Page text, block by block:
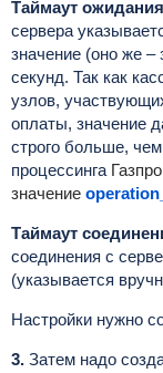
Таймаут ожидания
сервера
значение (оно же –
секунд. Так как
узлов,
оплаты, значение
строго больше,
процессинга
значение
Таймаут
соединения с
(указывается
Настройки нужно
3. Затем надо